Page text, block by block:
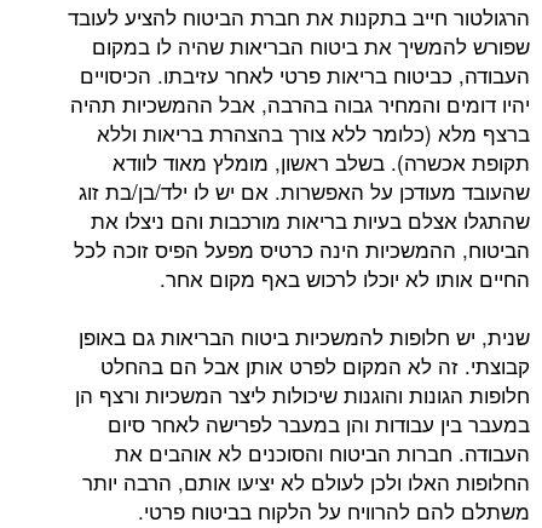
הרגולטור חייב בתקנות את חברת הביטוח להציע לעובד
שפורש להמשיך את ביטוח הבריאות שהיה לו במקום
העבודה, כביטוח בריאות פרטי לאחר עזיבתו. הכיסויים
יהיו דומים והמחיר גבוה בהרבה, אבל ההמשכיות תהיה
ברצף מלא (כלומר ללא צורך בהצהרת בריאות וללא
תקופת אכשרה). בשלב ראשון, מומלץ מאוד לוודא
שהעובד מעודכן על האפשרות. אם יש לו ילד/בן/בת זוג
שהתגלו אצלם בעיות בריאות מורכבות והם ניצלו את
הביטוח, ההמשכיות הינה כרטיס מפעל הפיס זוכה לכל
החיים אותו לא יוכלו לרכוש באף מקום אחר.
שנית, יש חלופות להמשכיות ביטוח הבריאות גם באופן
קבוצתי. זה לא המקום לפרט אותן אבל הם בהחלט
חלופות הגונות והוגנות שיכולות ליצר המשכיות ורצף הן
במעבר בין עבודות והן במעבר לפרישה לאחר סיום
העבודה. חברות הביטוח והסוכנים לא אוהבים את
החלופות האלו ולכן לעולם לא יציעו אותם, הרבה יותר
משתלם להם להרוויח על הלקוח בביטוח פרטי.